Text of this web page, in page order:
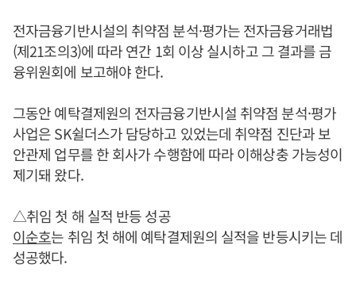
전자금융기반시설의 취약점 분석·평가는 전자금융거래법
(제21조의3)에 따라 연간 1회 이상 실시하고 그 결과를 금
융위원회에 보고해야 한다.
그동안 예탁결제원의 전자금융기반시설 취약점 분석·평가
사업은 SK쉴더스가 담당하고 있었는데 취약점 진단과 보
안관제 업무를 한 회사가 수행함에 따라 이해상충 가능성이
제기돼 왔다.
△취임 첫 해 실적 반등 성공
이순호는 취임 첫 해에 예탁결제원의 실적을 반등시키는 데
성공했다.